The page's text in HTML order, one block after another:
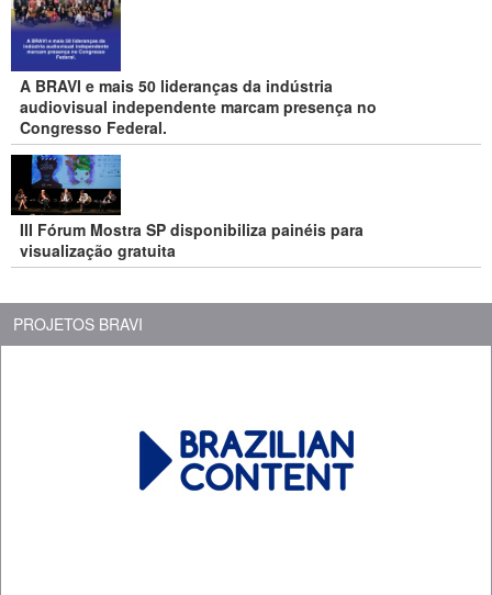
A BRAVI e mais 50 lideranças da indústria
audiovisual independente marcam presença no
Congresso Federal.
III Fórum Mostra SP disponibiliza painéis para
visualização gratuita
PROJETOS BRAVI